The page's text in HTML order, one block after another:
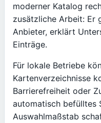
moderner Katalog
zusätzliche Arbeit: Er
Anbieter, erklärt
Einträge.
Für lokale Betriebe
Kartenverzeichnisse
Barrierefreiheit oder
automatisch befülltes
Auswahlmaßstab